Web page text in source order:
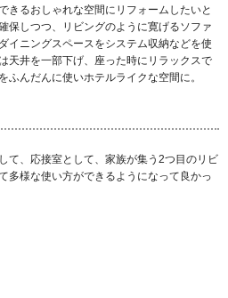
きるおしゃれな空間にリフォームしたいと
保しつつ、リビングのように寛げるソファ
イニングスペースをシステム収納などを使
天井を一部下げ、座った時にリラックスで
ふんだんに使いホテルライクな空間に。
て、応接室として、家族が集う2つ目のリビ
多様な使い方ができるようになって良かっ